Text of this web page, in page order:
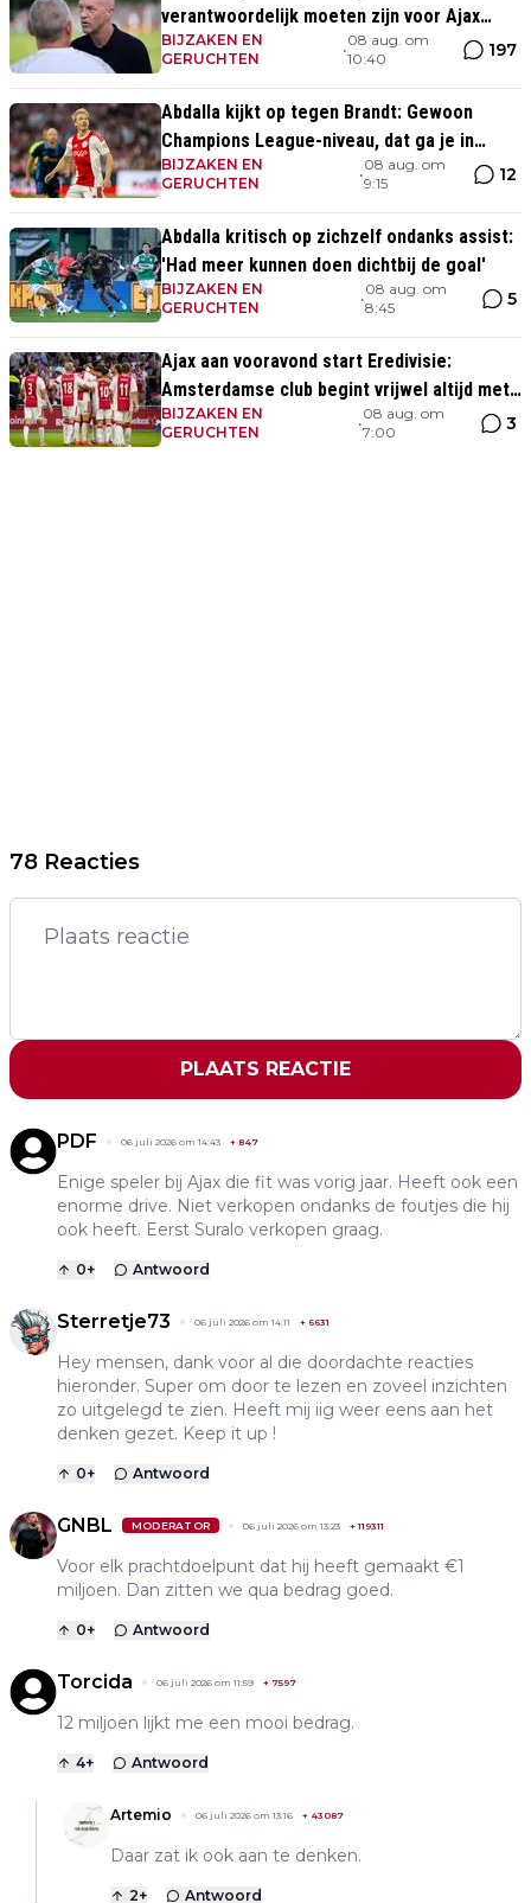
verantwoordelijk moeten zijn voor Ajax
Vrouwen'
BIJZAKEN EN
GERUCHTEN
•
08 aug. om
10:40
197
Abdalla kijkt op tegen Brandt: Gewoon
Champions League-niveau, dat ga je in
wedstrijden ook zien'
BIJZAKEN EN
GERUCHTEN
•
08 aug. om
9:15
12
Abdalla kritisch op zichzelf ondanks assist:
'Had meer kunnen doen dichtbij de goal'
BIJZAKEN EN
GERUCHTEN
•
08 aug. om
8:45
5
Ajax aan vooravond start Eredivisie:
Amsterdamse club begint vrijwel altijd met
zege
BIJZAKEN EN
GERUCHTEN
•
08 aug. om
7:00
3
78 Reacties
PLAATS REACTIE
PDF 06 juli 2026 om 14:43 + 847
Enige speler bij Ajax die fit was vorig jaar. Heeft ook een
enorme drive. Niet verkopen ondanks de foutjes die hij
ook heeft. Eerst Suralo verkopen graag.
0+ Antwoord
Sterretje73 06 juli 2026 om 14:11 + 6631
Hey mensen, dank voor al die doordachte reacties
hieronder. Super om door te lezen en zoveel inzichten
zo uitgelegd te zien. Heeft mij iig weer eens aan het
denken gezet. Keep it up !
0+ Antwoord
GNBL MODERATOR 06 juli 2026 om 13:23 +119311
Voor elk prachtdoelpunt dat hij heeft gemaakt €1
miljoen. Dan zitten we qua bedrag goed.
0+ Antwoord
Torcida 06 juli 2026 om 11:59 + 7597
12 miljoen lijkt me een mooi bedrag.
4+ Antwoord
Artemio 06 juli 2026 om 13:16 + 43087
Daar zat ik ook aan te denken.
2+ Antwoord